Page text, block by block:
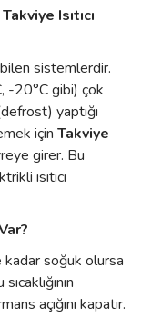
Isıtıcı
sistemlerdir.
-20°C gibi) çok
yaptığı
için Takviye
girer. Bu
ısıtıcı
kadar soğuk olursa
açığını kapatır.